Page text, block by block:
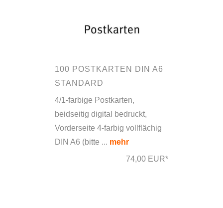
100 POSTKARTEN DIN A6
STANDARD
4/1-farbige Postkarten,
beidseitig digital bedruckt,
Vorderseite 4-farbig vollflächig
DIN A6 (bitte ... mehr
74,00 EUR*